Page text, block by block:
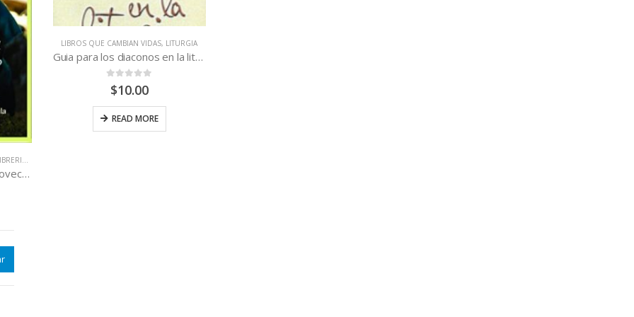
CATOLICA
Como leer la Biblia con Provecho
LIBROS QUE CAMBIAN VIDAS, LITURGIA
Guia para los diaconos en la liturgia
out of 5
$10.00
READ MORE